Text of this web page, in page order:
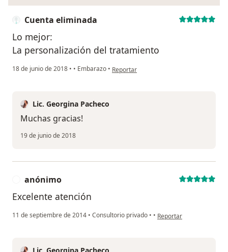
Cuenta eliminada
Lo mejor:
La personalización del tratamiento
18 de junio de 2018 • • Embarazo • en opinión del usuario Cuenta eliminada
Reportar
Lic. Georgina Pacheco
Muchas gracias!
19 de junio de 2018
anónimo
Excelente atención
11 de septiembre de 2014 • Consultorio privado • • en opinión del usuario
Reportar